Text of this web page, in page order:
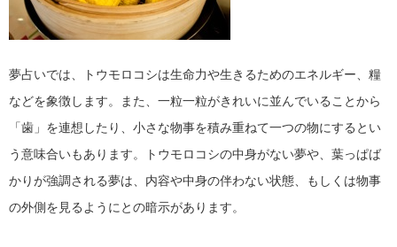
夢占いでは、トウモロコシは生命力や生きるためのエネルギー、糧
などを象徴します。また、一粒一粒がきれいに並んでいることから
「歯」を連想したり、小さな物事を積み重ねて一つの物にするとい
う意味合いもあります。トウモロコシの中身がない夢や、葉っぱば
かりが強調される夢は、内容や中身の伴わない状態、もしくは物事
の外側を見るようにとの暗示があります。